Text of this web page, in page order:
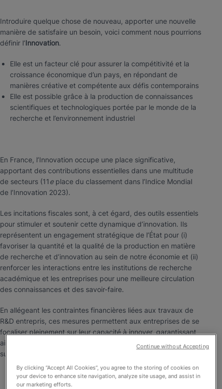
Introduire quelque chose de nouveau, apporter une nouvelle
manière de satisfaire un besoin, voici comment nous pourrions
définir l’Innovation.
Elle est un facteur clé pour assurer la compétitivité et la
croissance économique d’un pays, en répondant de
manières créative et compétente aux défis contemporains
Elle est possible grâce à la production de connaissances
scientifiques et technologiques portée par le monde de la
recherche et l’environnement industriel
En France, l’Innovation occupe une place significative,
apportant des contributions essentielles dans une multitude
de secteurs (11eplace du classement dans l’Indice Mondial
de l’Innovation 2023).
Les incitations fiscales sont, à cet égard, des outils essentiels
pour stimuler et soutenir cette dynamique d’innovation. Ils
représentent un engagement stratégique de l’État pour (i)
favoriser la quantité et la qualité de la production en matière
de recherche et d’innovation au sein de notre économie et (ii)
renforcer les interactions entre les institutions de recherche
académique et les entreprises pour une meilleure circulation
des connaissances et des savoir-faire.
En allégeant les contraintes financières liées aux travaux de
R&D entrepris, ces mesures permettent aux entreprises de se
focaliser pleinement sur leur capacité à innover, garantissant
ainsi une croissance durable et la compétitivité de la France
sur la scène internationale.
By clicking “Accept All Cookies”, you agree to the storing of cookies on
your device to enhance site navigation, analyze site usage, and assist in
our marketing efforts.
Continue without Accepting